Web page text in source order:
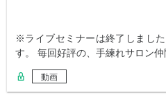
※ライブセミナーは終了しまし
す。 毎回好評の、手練れサロン
動画